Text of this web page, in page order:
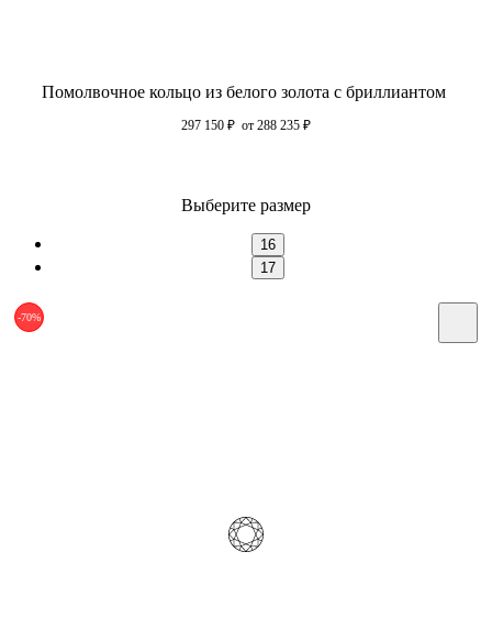
Помолвочное кольцо из белого золота с бриллиантом
297 150 ₽ от 288 235 ₽
Выберите размер
16
17
-70%